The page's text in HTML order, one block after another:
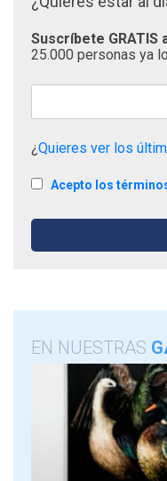
Suscríbete GRATIS
25.000 personas ya
¿Quieres ver los
Acepto los
EN NUESTRAS